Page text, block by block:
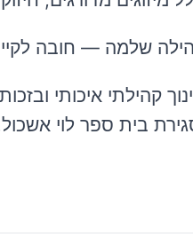
שלמה — חובה
קהילתי איכותי
בית ספר לוי